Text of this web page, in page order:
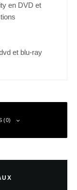
en DVD et
et blu-ray
(0)